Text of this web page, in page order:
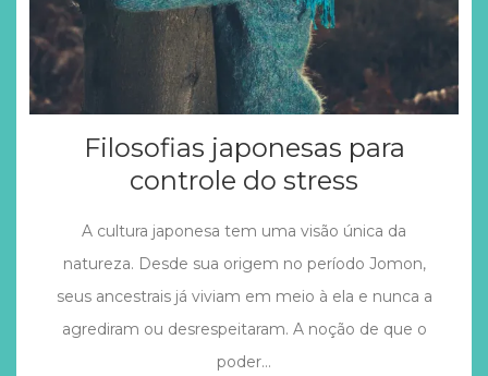
Filosofias japonesas para
controle do stress
A cultura japonesa tem uma visão única da
natureza. Desde sua origem no período Jomon,
seus ancestrais já viviam em meio à ela e nunca a
agrediram ou desrespeitaram. A noção de que o
poder…